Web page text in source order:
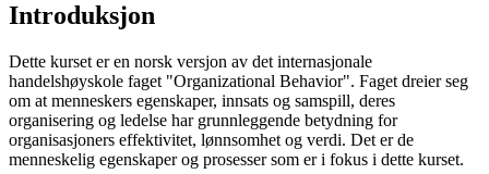
Introduksjon
Dette kurset er en norsk versjon av det internasjonale
handelshøyskole faget "Organizational Behavior". Faget dreier seg
om at menneskers egenskaper, innsats og samspill, deres
organisering og ledelse har grunnleggende betydning for
organisasjoners effektivitet, lønnsomhet og verdi. Det er de
menneskelig egenskaper og prosesser som er i fokus i dette kurset.